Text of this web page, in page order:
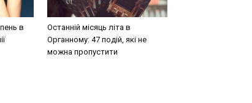
в
Останній місяць літа в
Органному: 47 подій, які не
можна пропустити